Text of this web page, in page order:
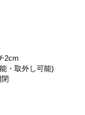
2cm
・取外し可能)